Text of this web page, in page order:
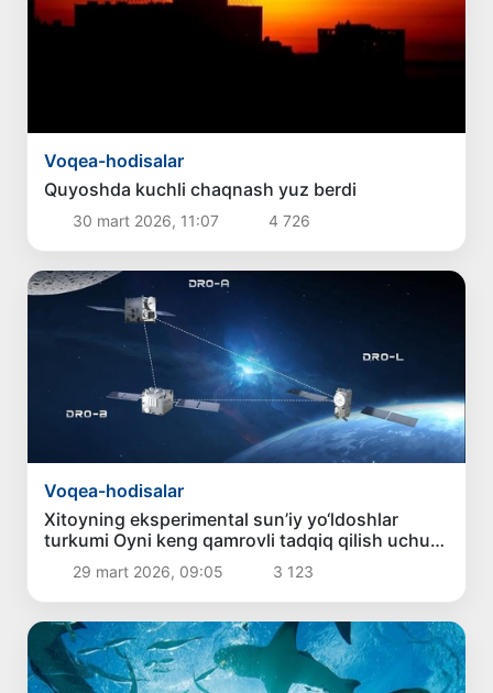
Voqea-hodisalar
Quyoshda kuchli chaqnash yuz berdi
30 mart 2026, 11:07 4 726
Voqea-hodisalar
Xitoyning eksperimental sun’iy yo‘ldoshlar
turkumi Oyni keng qamrovli tadqiq qilish uchun
yo‘l ochadi
29 mart 2026, 09:05 3 123